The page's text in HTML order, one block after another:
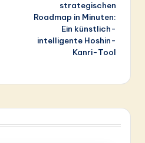
strategischen
Roadmap in Minuten:
Ein künstlich-
intelligente Hoshin-
Kanri-Tool